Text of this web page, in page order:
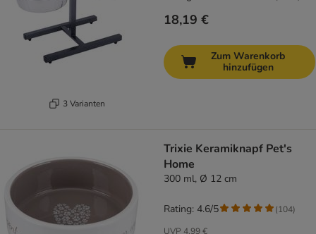
3 Varianten
18,19 €
Zum Warenkorb
hinzufügen
Trixie Keramiknapf Pet's
Home
300 ml, Ø 12 cm
UVP 4,99 €
Rating: 4.6/5 (104)